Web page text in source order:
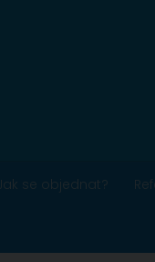
Jak se objednat?